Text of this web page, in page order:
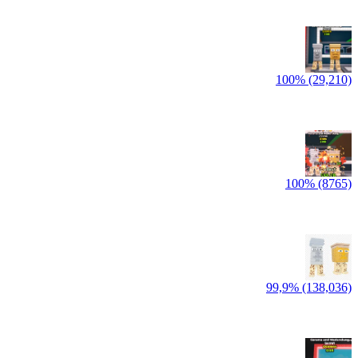
100% (29,210)
100% (8765)
99,9% (138,036)